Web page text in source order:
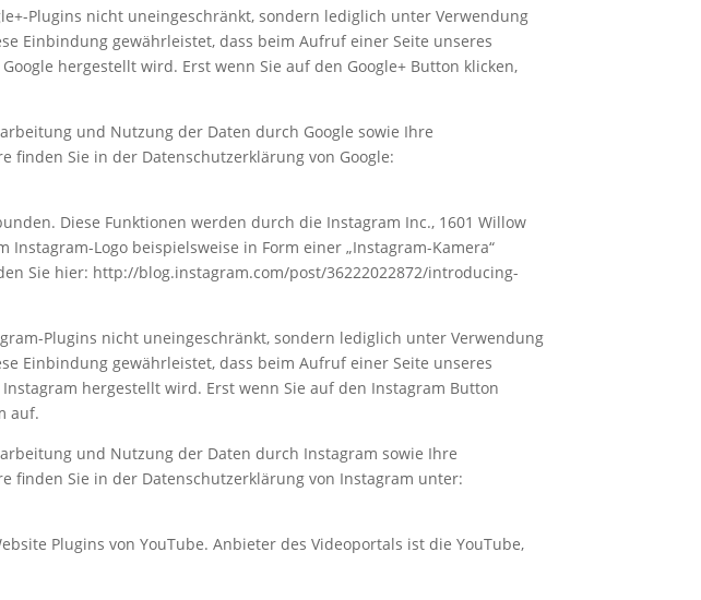
Plugins nicht uneingeschränkt, sondern lediglich unter Verwendung
Einbindung gewährleistet, dass beim Aufruf einer Seite unseres
hergestellt wird. Erst wenn Sie auf den Google+ Button klicken,
und Nutzung der Daten durch Google sowie Ihre
finden Sie in der Datenschutzerklärung von Google:
Diese Funktionen werden durch die Instagram Inc., 1601 Willow
Instagram-Logo beispielsweise in Form einer „Instagram-Kamera“
Sie hier: http://blog.instagram.com/post/36222022872/introducing-
Plugins nicht uneingeschränkt, sondern lediglich unter Verwendung
Einbindung gewährleistet, dass beim Aufruf einer Seite unseres
hergestellt wird. Erst wenn Sie auf den Instagram Button
auf.
und Nutzung der Daten durch Instagram sowie Ihre
finden Sie in der Datenschutzerklärung von Instagram unter:
Plugins von YouTube. Anbieter des Videoportals ist die YouTube,